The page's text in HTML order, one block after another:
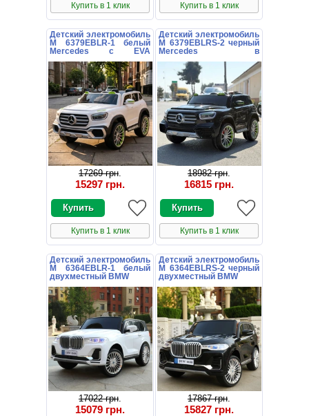
Купить в 1 клик Купить в 1 клик
Детский электромобиль
M 6379EBLR-1 белый
Mercedes с EVA
колесами
17269 грн.
15297 грн.
Купить в 1 клик
Детский электромобиль
M 6379EBLRS-2 черный
Mercedes в
автопокраске
18982 грн.
16815 грн.
Купить в 1 клик
Детский электромобиль
M 6364EBLR-1 белый
двухместный BMW
17022 грн.
15079 грн.
Детский электромобиль
M 6364EBLRS-2 черный
двухместный BMW
17867 грн.
15827 грн.